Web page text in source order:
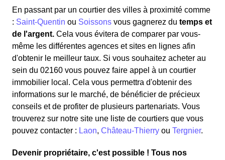
En passant par un courtier des villes à proximité comme
: Saint-Quentin ou Soissons vous gagnerez du temps et
de l'argent. Cela vous évitera de comparer par vous-
même les différentes agences et sites en lignes afin
d'obtenir le meilleur taux. Si vous souhaitez acheter au
sein du 02160 vous pouvez faire appel à un courtier
immobilier local. Cela vous permettra d'obtenir des
informations sur le marché, de bénéficier de précieux
conseils et de profiter de plusieurs partenariats. Vous
trouverez sur notre site une liste de courtiers que vous
pouvez contacter : Laon, Château-Thierry ou Tergnier.
Devenir propriétaire, c'est possible ! Tous nos